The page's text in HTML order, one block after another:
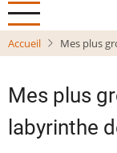
Accueil Mes plus
Mes plus
labyrinthe